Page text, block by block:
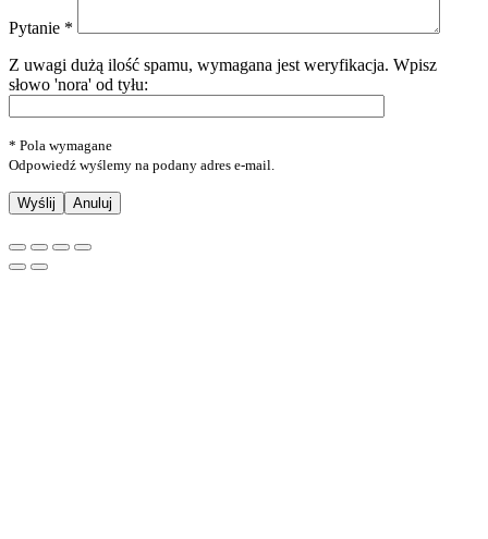
Pytanie *
Z uwagi dużą ilość spamu, wymagana jest weryfikacja. Wpisz
słowo 'nora' od tyłu:
* Pola wymagane
Odpowiedź wyślemy na podany adres e-mail.
Anuluj